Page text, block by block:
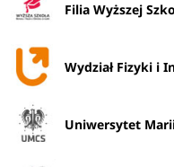
Filia Wyższej Szkoły
Wydział Fizyki i
Uniwersytet Marii